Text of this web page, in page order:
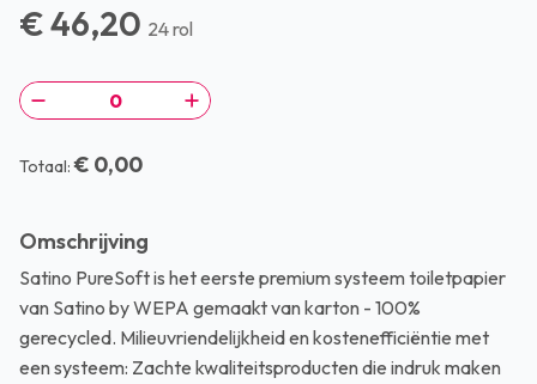
€ 46,20 24 rol
Totaal: € 0,00
Omschrijving
Satino PureSoft is het eerste premium systeem toiletpapier
van Satino by WEPA gemaakt van karton - 100%
gerecycled. Milieuvriendelijkheid en kostenefficiëntie met
een systeem: Zachte kwaliteitsproducten die indruk maken